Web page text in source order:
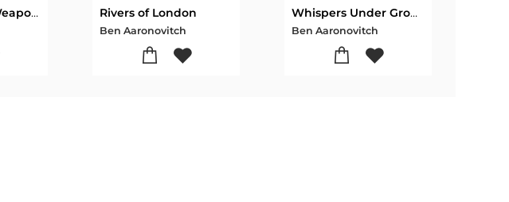
Amongst Our Weapons Rivers of London
Ben Aaronovitch
Whispers Under Ground
Ben Aaronovitch